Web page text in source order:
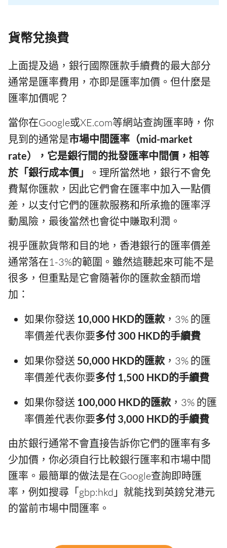
貨幣兌換費
上面提及過，銀行國際匯款手續費的最大部分
通常是匯率費用，亦即是匯率加價。但什麼是
匯率加價呢？
當你在Google或XE.com等網站查詢匯率時，你
見到的通常是市場中間匯率（mid-market
rate），它是銀行間的批發匯率中間價，相等
於「銀行成本價」
。理所當然地，銀行不會免
費幫你匯款，因此它們會在匯率中加入一點價
差，以支付它們的匯款服務和所承擔的匯率浮
動風險，最後當然也會從中賺取利潤。
視乎匯款貨幣和目的地，香港銀行的匯率價差
通常落在1-3%的範圍。雖然這聽起來可能不是
很多，但重點是它會隨著你的匯款金額而增
加：
如果你發送 10,000 HKD的匯款，3% 的匯
率價差代表你要多付 300 HKD的手續費
如果你發送 50,000 HKD的匯款，3% 的匯
率價差代表你要多付 1,500 HKD的手續費
如果你發送 100,000 HKD的匯款，3% 的匯
率價差代表你要多付 3,000 HKD的手續費
由於銀行通常不會直接告訴你它們的匯率有多
少加價，你必須自行比較銀行匯率和市場中間
匯率。最簡單的做法是在Google查詢即時匯
率，例如搜尋「gbp:hkd」就能找到英鎊兌港元
的當前市場中間匯率。